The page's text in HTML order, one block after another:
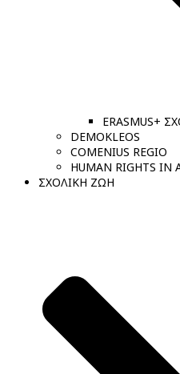
ERASMUS+
DEMOKLEOS
COMENIUS REGIO
HUMAN RIGHTS IN
ΣΧΟΛΙΚΗ ΖΩΗ